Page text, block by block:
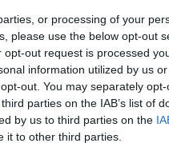
or processing of your
please use the below opt-out
out request is processed
information utilized by us
out. You may separately
parties on the IAB’s list of
by us to third parties on the
it to other third parties.
τους
της
ενέργεια
19:37
19:27
19:15